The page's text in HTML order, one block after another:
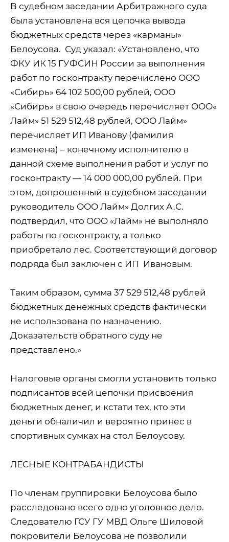
В судебном заседании Арбитражного суда
была установлена вся цепочка вывода
бюджетных средств через «карманы»
Белоусова. Суд указал: «Установлено, что
ФКУ ИК 15 ГУФСИН России за выполнения
работ по госконтракту перечислено ООО
«Сибирь» 64 102 500,00 рублей, ООО
«Сибирь» в свою очередь перечисляет ООО«
Лайм» 51 529 512,48 рублей, ООО Лайм»
перечисляет ИП Иванову (фамилия
изменена) – конечному исполнителю в
данной схеме выполнения работ и услуг по
госконтракту — 14 000 000,00 рублей. При
этом, допрошенный в судебном заседании
руководитель ООО Лайм» Долгих А.С.
подтвердил, что ООО «Лайм» не выполняло
работы по госконтракту, а только
приобретало лес. Соответствующий договор
подряда был заключен с ИП Ивановым.
Таким образом, сумма 37 529 512,48 рублей
бюджетных денежных средств фактически
не использована по назначению.
Доказательств обратного суду не
представлено.»
Налоговые органы смогли установить только
подписантов всей цепочки присвоения
бюджетных денег, и кстати тех, кто эти
деньги обналичил и вероятно принес в
спортивных сумках на стол Белоусову.
ЛЕСНЫЕ КОНТРАБАНДИСТЫ
По членам группировки Белоусова было
расследовано всего одно уголовное дело.
Следователю ГСУ ГУ МВД Ольге Шиловой
покровители Белоусова не позволили